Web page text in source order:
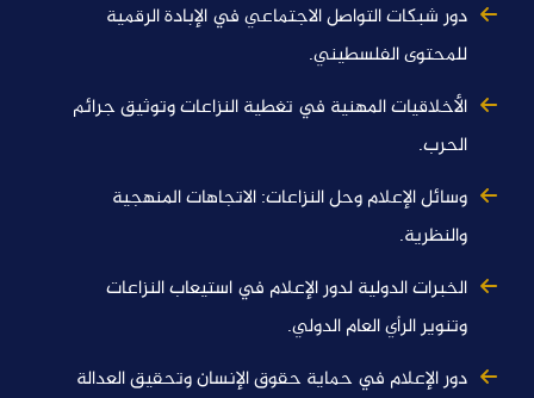
دور شبكات التواصل الاجتماعي في الإبادة الرقمية
للمحتوى الفلسطيني.
الأخلاقيات المهنية في تغطية النزاعات وتوثيق جرائم
الحرب.
وسائل الإعلام وحل النزاعات: الاتجاهات المنهجية
والنظرية.
الخبرات الدولية لدور الإعلام في استيعاب النزاعات
وتنوير الرأي العام الدولي.
دور الإعلام في حماية حقوق الإنسان وتحقيق العدالة